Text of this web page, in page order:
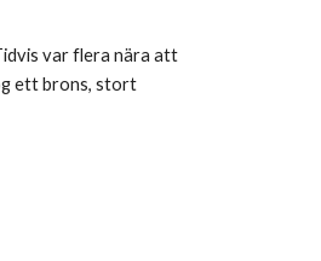
var flera nära att
ett brons, stort